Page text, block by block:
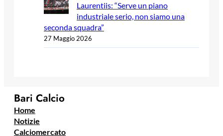
Laurentiis: “Serve un piano
industriale serio, non siamo una
seconda squadra”
27 Maggio 2026
Bari Calcio
Home
Notizie
Calciomercato